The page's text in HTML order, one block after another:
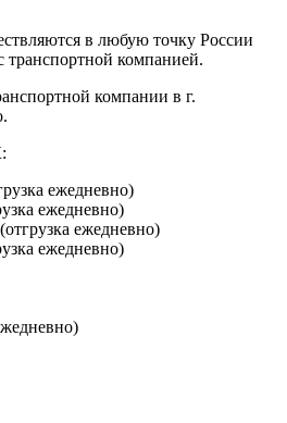
в любую точку России
транспортной компанией.
компании в г.
ежедневно)
ежедневно)
ежедневно)
ежедневно)